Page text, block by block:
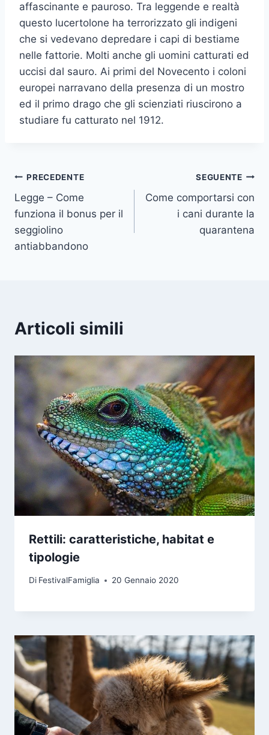
affascinante e pauroso. Tra leggende e realtà
questo lucertolone ha terrorizzato gli indigeni
che si vedevano depredare i capi di bestiame
nelle fattorie. Molti anche gli uomini catturati ed
uccisi dal sauro. Ai primi del Novecento i coloni
europei narravano della presenza di un mostro
ed il primo drago che gli scienziati riuscirono a
studiare fu catturato nel 1912.
Navigazione
articoli
PRECEDENTE
Legge – Come
funziona il bonus per il
seggiolino
antiabbandono
SEGUENTE
Come comportarsi con
i cani durante la
quarantena
Articoli simili
Rettili: caratteristiche, habitat e
tipologie
Di FestivalFamiglia 20 Gennaio 2020